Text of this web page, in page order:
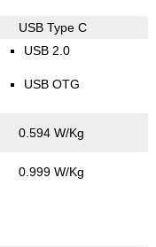
USB Type C
USB 2.0
USB OTG
0.594 W/Kg
0.999 W/Kg